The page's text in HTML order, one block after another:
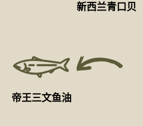
新西兰青口贝
帝王三文鱼油